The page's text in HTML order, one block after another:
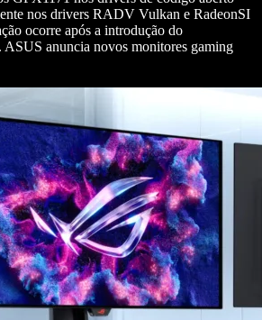
nos drivers RADV Vulkan e RadeonSI
ocorre após a introdução do
anuncia novos monitores gaming